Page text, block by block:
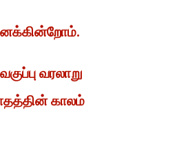
வரலாறு
காலம்